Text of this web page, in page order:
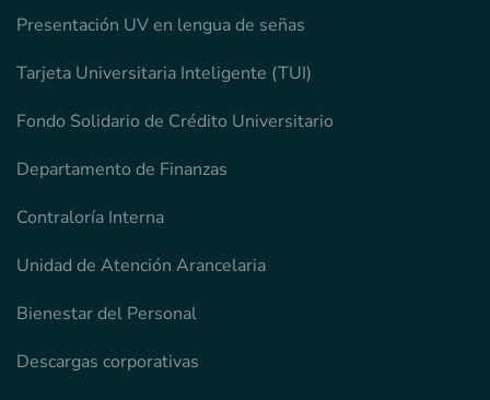
Presentación UV en lengua de señas
Tarjeta Universitaria Inteligente (TUI)
Fondo Solidario de Crédito Universitario
Departamento de Finanzas
Contraloría Interna
Unidad de Atención Arancelaria
Bienestar del Personal
Descargas corporativas